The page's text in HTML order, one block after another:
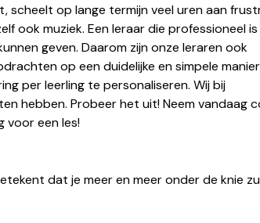
scheelt op lange termijn veel uren aan
ook muziek. Een leraar die professioneel is
geven. Daarom zijn onze leraren ook
op een duidelijke en simpele
per leerling te personaliseren. Wij bij
hebben. Probeer het uit! Neem vandaag
voor een les!
dat je meer en meer onder de knie